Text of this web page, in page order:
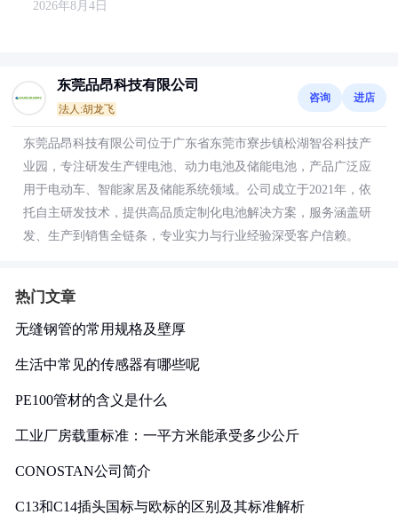
2026年8月4日
东莞品昂科技有限公司
法人:胡龙飞
咨询 进店
东莞品昂科技有限公司位于广东省东莞市寮步镇松湖智谷科技产
业园，专注研发生产锂电池、动力电池及储能电池，产品广泛应
用于电动车、智能家居及储能系统领域。公司成立于2021年，依
托自主研发技术，提供高品质定制化电池解决方案，服务涵盖研
发、生产到销售全链条，专业实力与行业经验深受客户信赖。
热门文章
无缝钢管的常用规格及壁厚
生活中常见的传感器有哪些呢
PE100管材的含义是什么
工业厂房载重标准：一平方米能承受多少公斤
CONOSTAN公司简介
C13和C14插头国标与欧标的区别及其标准解析